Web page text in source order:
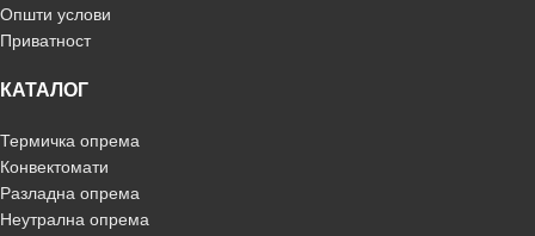
Општи услови
Приватност
КАТАЛОГ
Термичка опрема
Конвектомати
Разладна опрема
Неутрална опрема